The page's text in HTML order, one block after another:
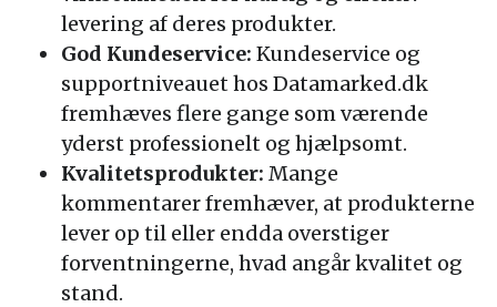
levering af deres produkter.
God Kundeservice: Kundeservice og
supportniveauet hos Datamarked.dk
fremhæves flere gange som værende
yderst professionelt og hjælpsomt.
Kvalitetsprodukter: Mange
kommentarer fremhæver, at produkterne
lever op til eller endda overstiger
forventningerne, hvad angår kvalitet og
stand.